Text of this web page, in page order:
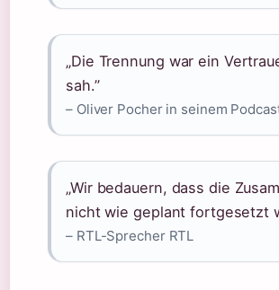
„Die Trennung war ein
sah.”
– Oliver Pocher in seinem
„Wir bedauern, dass die
nicht wie geplant fortgesetzt
– RTL-Sprecher RTL